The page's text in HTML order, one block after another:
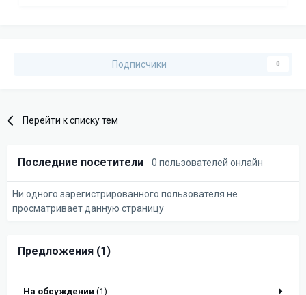
Подписчики 0
Перейти к списку тем
Последние посетители 0 пользователей онлайн
Ни одного зарегистрированного пользователя не
просматривает данную страницу
Предложения (1)
На обсуждении (1)